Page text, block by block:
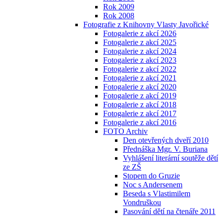
Rok 2009
Rok 2008
Fotografie z Knihovny Vlasty Javořické
Fotogalerie z akcí 2026
Fotogalerie z akcí 2025
Fotogalerie z akcí 2024
Fotogalerie z akcí 2023
Fotogalerie z akcí 2022
Fotogalerie z akcí 2021
Fotogalerie z akcí 2020
Fotogalerie z akcí 2019
Fotogalerie z akcí 2018
Fotogalerie z akcí 2017
Fotogalerie z akcí 2016
FOTO Archiv
Den otevřených dveří 2010
Přednáška Mgr. V. Buriana
Vyhlášení literární soutěže dětí
ze ZŠ
Stopem do Gruzie
Noc s Andersenem
Beseda s Vlastimilem
Vondruškou
Pasování dětí na čtenáře 2011